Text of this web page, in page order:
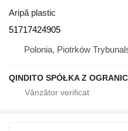
Aripă plastic
51717424905
Polonia, Piotrków